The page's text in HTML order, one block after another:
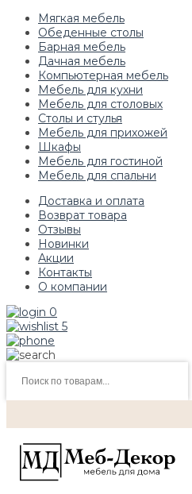
Мягкая мебель
Обеденные столы
Барная мебель
Дачная мебель
Компьютерная мебель
Мебель для кухни
Мебель для столовых
Столы и стулья
Мебель для прихожей
Шкафы
Мебель для гостиной
Мебель для спальни
Доставка и оплата
Возврат товара
Отзывы
Новинки
Акции
Контакты
О компании
0
5
товаров